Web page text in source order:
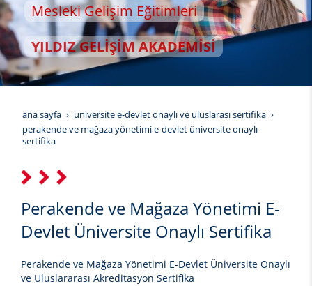
Gelişim Eğitimleri
GELİŞİM AKADEMİSİ
ana sayfa
üniversite e-devlet onaylı ve uluslarası sertifika
perakende ve mağaza yönetimi e-devlet üniversite onaylı
sertifika
Perakende ve Mağaza Yönetimi E-
Devlet Üniversite Onaylı Sertifika
Perakende ve Mağaza Yönetimi E-Devlet Üniversite Onaylı
ve Uluslararası Akreditasyon Sertifika